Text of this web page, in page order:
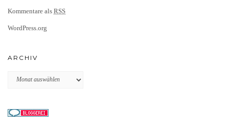
Kommentare als RSS
WordPress.org
ARCHIV
Archiv